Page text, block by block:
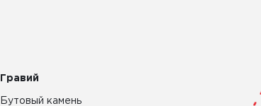
Гравий
Бутовый камень